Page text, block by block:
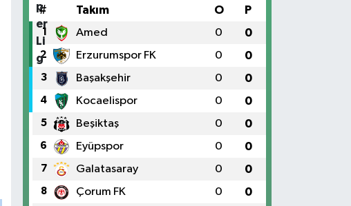
# Takım O P
1 Amed 0 0
2 Erzurumspor FK 0 0
3 Başakşehir 0 0
4 Kocaelispor 0 0
5 Beşiktaş 0 0
6 Eyüpspor 0 0
7 Galatasaray 0 0
8 Çorum FK 0 0